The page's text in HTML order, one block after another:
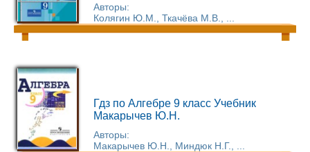
Авторы:
Колягин Ю.М., Ткачёва М.В., ...
Гдз по Алгебре 9 класс Учебник
Макарычев Ю.Н.
Авторы:
Макарычев Ю.Н., Миндюк Н.Г., ...